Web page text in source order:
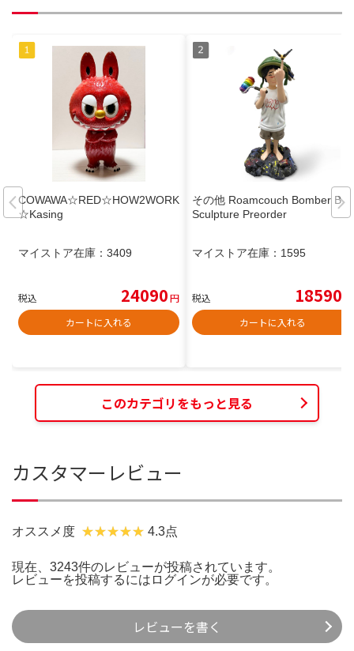
COWAWA☆RED☆HOW2WORK
☆Kasing
マイストア在庫： 3409
税込 24090円
カートに入れる
その他 Roamcouch Bomber Boy
Sculpture Preorder
マイストア在庫： 1595
税込 18590
カートに入れる
このカテゴリをもっと見る
カスタマーレビュー
オススメ度 4.3点
現在、3243件のレビューが投稿されています。
レビューを投稿するには ログインが必要です。
レビューを書く